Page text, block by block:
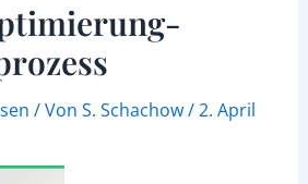
/ Von S. Schachow/2. April